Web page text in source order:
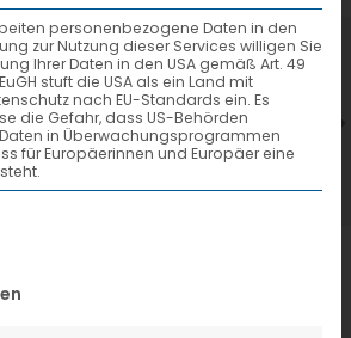
Aufsichtsrat gewählt
personenbezogene Daten in den
zur Nutzung dieser Services willigen Sie
Ihrer Daten in den USA gemäß Art. 49
EuGH stuft die USA als ein Land mit
nach EU-Standards ein. Es
die Gefahr, dass US-Behörden
in Überwachungsprogrammen
für Europäerinnen und Europäer eine
der Service-Gruppen,